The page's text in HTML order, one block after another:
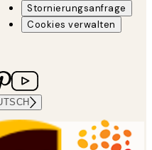
Stornierungsanfrage
Cookies verwalten